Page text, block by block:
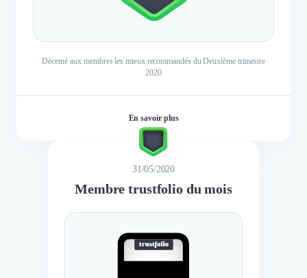
Décerné aux membres les mieux recommandés du Deuxième trimestre
2020
En savoir plus
31/05/2020
Membre trustfolio du mois
BEST